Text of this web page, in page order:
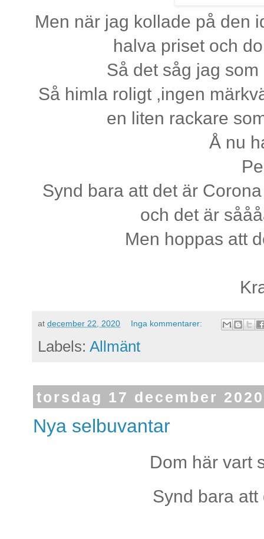
Men när jag kollade på den
halva priset och
Så det såg jag
Så himla roligt ,ingen
en liten rackare
Å nu
Synd bara att det är
och det är
Men hoppas att
at december 22, 2020 Inga kommentarer:
Labels: Allmänt
torsdag 17 december 2020
Nya selbuvantar
Dom här vart
Synd bara